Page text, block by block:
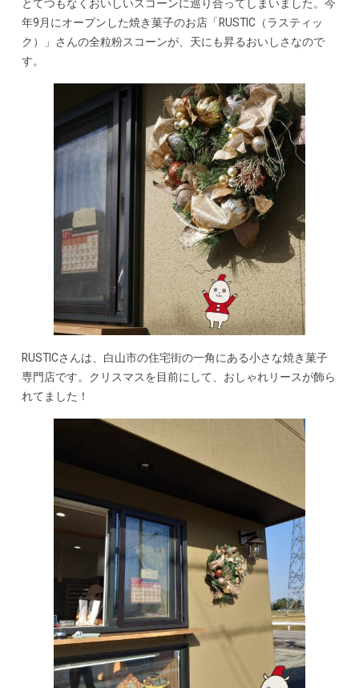
とてつもなくおいしいスコーンに巡り合ってしまいました。今
年9月にオープンした焼き菓子のお店「RUSTIC（ラスティッ
ク）」さんの全粒粉スコーンが、天にも昇るおいしさなので
す。
RUSTICさんは、白山市の住宅街の一角にある小さな焼き菓子
専門店です。クリスマスを目前にして、おしゃれリースが飾ら
れてました！